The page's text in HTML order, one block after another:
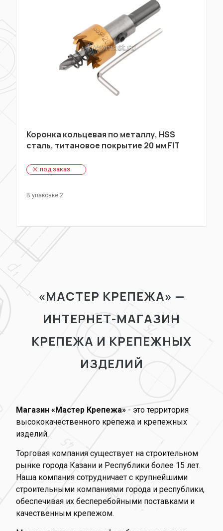
Коронка кольцевая по металлу, HSS
сталь, титановое покрытие 20 мм FIT
под заказ
В упаковке 2
«МАСТЕР КРЕПЕЖА» —
ИНТЕРНЕТ-МАГАЗИН
КРЕПЕЖА И КРЕПЕЖНЫХ
ИЗДЕЛИЙ
Магазин «Мастер Крепежа» - это территория
высококачественного крепежа и крепежных
изделий.
Торговая компания существует на строительном
рынке города Казани и Республики более 15 лет.
Наша компания сотрудничает с крупнейшими
строительными компаниями города и республики,
обеспечивая их бесперебойными поставками и
качественным крепежом.